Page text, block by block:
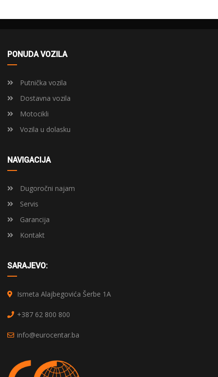
PONUDA VOZILA
Putnička vozila
Dostavna vozila
Motocikli
Vozila u dolasku
NAVIGACIJA
Dugoročni najam
Servis
Garancija
Kontakt
SARAJEVO:
Ismeta Alajbegovića Šerbe 1A
+387 62 800 800
info@eurocentar.ba